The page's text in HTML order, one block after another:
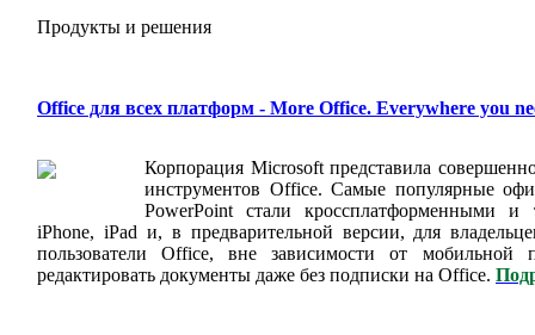
Продукты и решения
Office для всех платформ - More Office. Everywhere you
Корпорация Microsoft представила
инструментов Office. Самые популярные
PowerPoint стали кроссплатформенными и
iPhone, iPad и, в предварительной версии, для
пользователи Office, вне зависимости от мобильной
редактировать документы даже без подписки на Office.